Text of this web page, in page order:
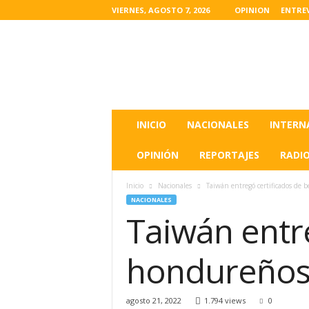
VIERNES, AGOSTO 7, 2026 OPINION
INICIO NACIONALES
OPINIÓN REPORTAJES
Inicio Nacionales Taiwán entregó certificados de
NACIONALES
Taiwán
agosto 21, 2022 1.794 views 0